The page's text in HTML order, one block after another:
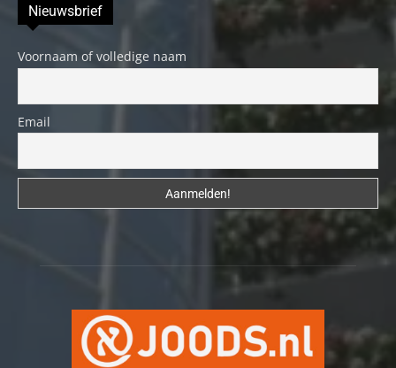
Nieuwsbrief
Voornaam of volledige naam
Email